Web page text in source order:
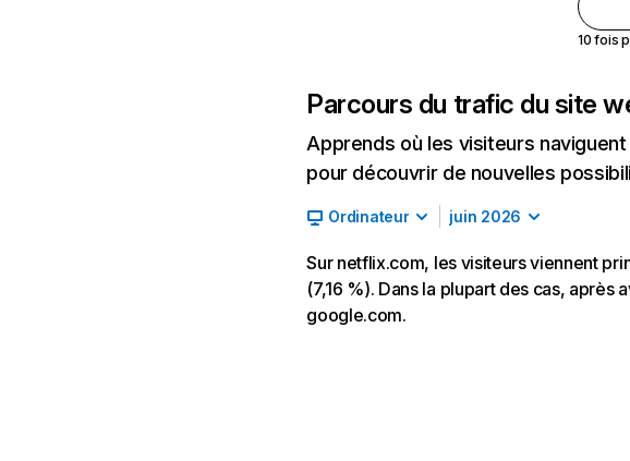
10 fois
Parcours du trafic du site
Apprends où les visiteurs
pour découvrir de nouvelles
Ordinateur juin 2026
Sur netflix.com, les visiteurs viennent
(7,16 %). Dans la plupart des cas,
google.com.